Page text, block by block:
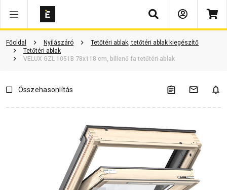
Keresés
Főoldal Nyílászáró
Tetőtéri ablak, tetőtéri ablak kiegészítő
Tetőtéri ablak
VELUX GZL 1051B 78x118 cm, billenő fa tetőtéri ablak
Vásárlói vélemények Kérdések és válaszok Kapcsolódó cikkek
Összehasonlítás